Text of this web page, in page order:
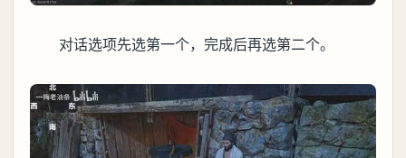
对话选项先选第一个，完成后再选第二个。